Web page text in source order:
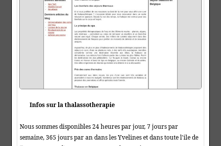
Infos sur la thalassotherapie
Nous sommes disponibles 24 heures par jour, 7 jours par
semaine, 365 jours par an dans les Yvelines et dans toute l'ile de